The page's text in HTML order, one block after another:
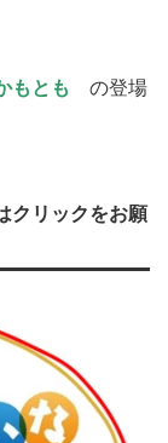
もとも
の登場
クリックをお願